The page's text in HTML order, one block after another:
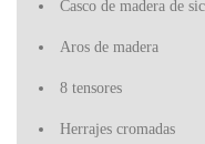
Casco de madera de
Aros de madera
8 tensores
Herrajes cromadas